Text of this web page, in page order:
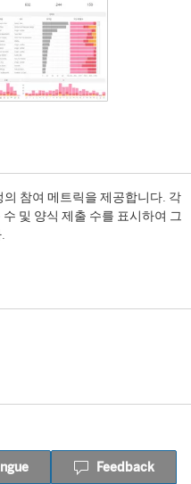
참여 메트릭을 제공합니다. 각
및 양식 제출 수를 표시하여 그
Feedback